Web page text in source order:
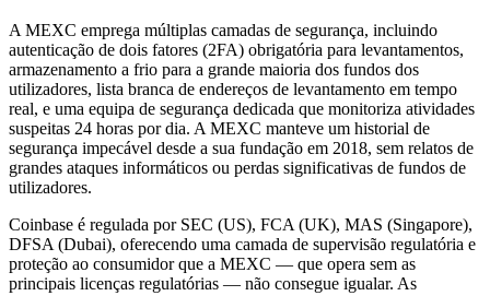
A MEXC emprega múltiplas camadas de segurança, incluindo
autenticação de dois fatores (2FA) obrigatória para levantamentos,
armazenamento a frio para a grande maioria dos fundos dos
utilizadores, lista branca de endereços de levantamento em tempo
real, e uma equipa de segurança dedicada que monitoriza atividades
suspeitas 24 horas por dia. A MEXC manteve um historial de
segurança impecável desde a sua fundação em 2018, sem relatos de
grandes ataques informáticos ou perdas significativas de fundos de
utilizadores.
Coinbase é regulada por SEC (US), FCA (UK), MAS (Singapore),
DFSA (Dubai), oferecendo uma camada de supervisão regulatória e
proteção ao consumidor que a MEXC — que opera sem as
principais licenças regulatórias — não consegue igualar. As